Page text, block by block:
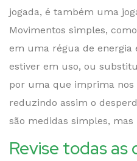
jogada, é também uma
Movimentos simples,
em uma régua de energia
estiver em uso, ou
por uma que imprima nos
reduzindo assim o
são medidas simples,
Revise todas as